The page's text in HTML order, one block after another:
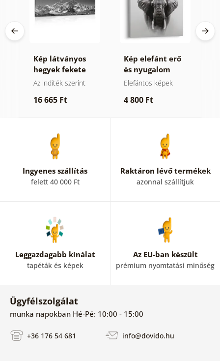
Kép látványos
hegyek fekete
fehérben
Az indíték szerint
16 665 Ft
Kép elefánt erő
és nyugalom
Elefántos képek
4 800 Ft
Ingyenes szállítás
felett 40 000 Ft
Raktáron lévő termékek
azonnal szállítjuk
Leggazdagabb kínálat
tapéták és képek
Az EU-ban készült
prémium nyomtatási minőség
Ügyfélszolgálat
munka napokban Hé-Pé: 10:00 - 15:00
+36 176 54 681 info@dovido.hu